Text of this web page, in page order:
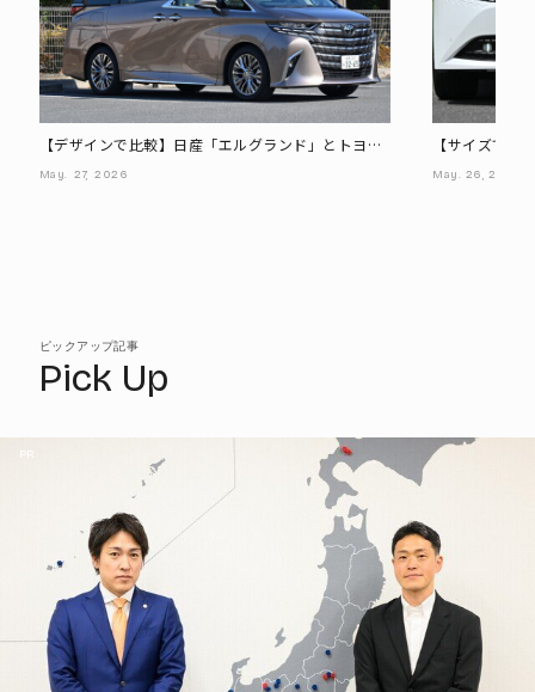
【デザインで比較】日産「エルグランド」とトヨタ
「アルファード」
May. 27, 2026
【サイズで比
「アルファー
May. 26, 2026
ピックアップ記事
Pick Up
PR